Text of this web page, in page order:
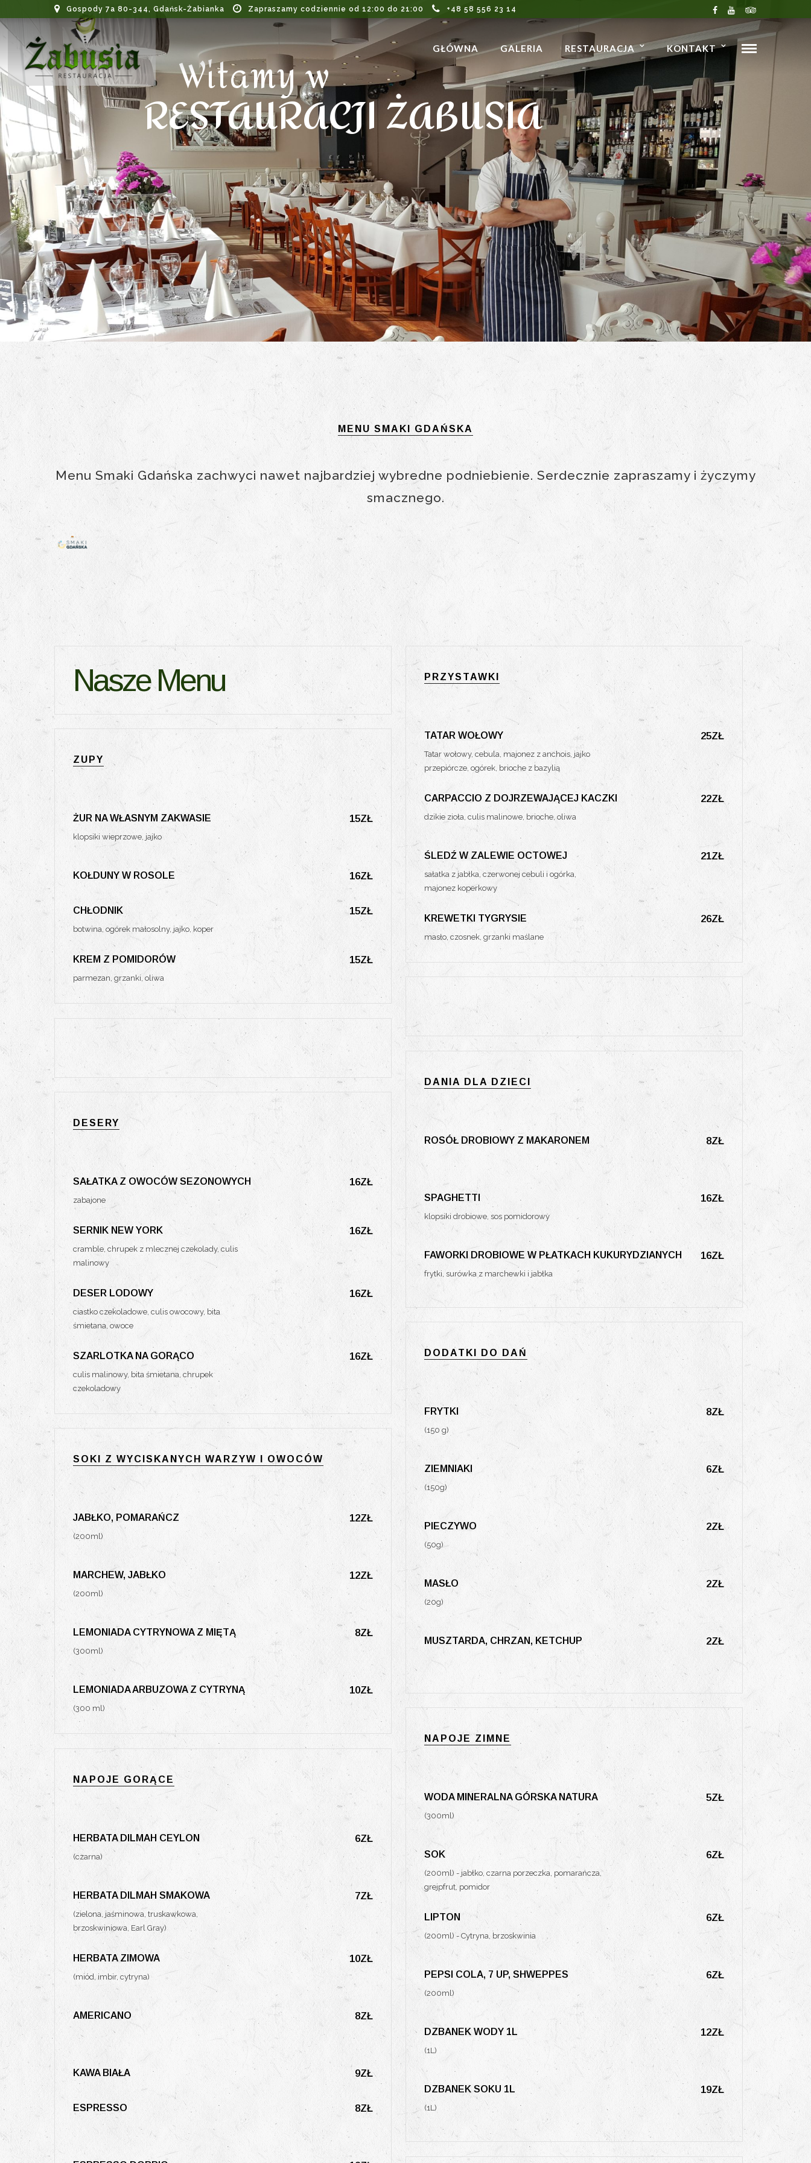
Gospody 7a 80-344, Gdańsk-Żabianka Zapraszamy codziennie od 12:00 do 21:00 +48 58 556 23 14
GŁÓWNA GALERIA RESTAURACJA KONTAKT
Witamy w
RESTAURACJI ŻABUSIA
MENU SMAKI GDAŃSKA
Menu Smaki Gdańska zachwyci nawet najbardziej wybredne podniebienie. Serdecznie zapraszamy i życzymy
smacznego.
Nasze Menu PRZYSTAWKI
TATAR WOŁOWY 25ZŁ
Tatar wołowy, cebula, majonez z anchois, jajko
przepiórcze, ogórek, brioche z bazylią
CARPACCIO Z DOJRZEWAJĄCEJ KACZKI 22ZŁ
dzikie zioła, culis malinowe, brioche, oliwa
ŚLEDŹ W ZALEWIE OCTOWEJ 21ZŁ
sałatka z jabłka, czerwonej cebuli i ogórka,
majonez koperkowy
KREWETKI TYGRYSIE 26ZŁ
masło, czosnek, grzanki maślane
ZUPY
ŻUR NA WŁASNYM ZAKWASIE 15ZŁ
klopsiki wieprzowe, jajko
KOŁDUNY W ROSOLE 16ZŁ
CHŁODNIK 15ZŁ
botwina, ogórek małosolny, jajko, koper
KREM Z POMIDORÓW 15ZŁ
parmezan, grzanki, oliwa
DANIA DLA DZIECI
ROSÓŁ DROBIOWY Z MAKARONEM 8ZŁ
SPAGHETTI 16ZŁ
klopsiki drobiowe, sos pomidorowy
FAWORKI DROBIOWE W PŁATKACH KUKURYDZIANYCH 16ZŁ
frytki, surówka z marchewki i jabłka
DESERY
SAŁATKA Z OWOCÓW SEZONOWYCH 16ZŁ
zabajone
SERNIK NEW YORK 16ZŁ
cramble, chrupek z mlecznej czekolady, culis
malinowy
DESER LODOWY 16ZŁ
ciastko czekoladowe, culis owocowy, bita
śmietana, owoce
SZARLOTKA NA GORĄCO 16ZŁ
culis malinowy, bita śmietana, chrupek
czekoladowy
DODATKI DO DAŃ
FRYTKI 8ZŁ
(150 g)
ZIEMNIAKI 6ZŁ
(150g)
PIECZYWO 2ZŁ
(50g)
MASŁO 2ZŁ
(20g)
MUSZTARDA, CHRZAN, KETCHUP 2ZŁ
SOKI Z WYCISKANYCH WARZYW I OWOCÓW
JABŁKO, POMARAŃCZ 12ZŁ
(200ml)
MARCHEW, JABŁKO 12ZŁ
(200ml)
LEMONIADA CYTRYNOWA Z MIĘTĄ 8ZŁ
(300ml)
LEMONIADA ARBUZOWA Z CYTRYNĄ 10ZŁ
(300 ml)
NAPOJE ZIMNE
WODA MINERALNA GÓRSKA NATURA 5ZŁ
(300ml)
SOK 6ZŁ
(200ml) - jabłko, czarna porzeczka, pomarańcza,
grejpfrut, pomidor
LIPTON 6ZŁ
(200ml) - Cytryna, brzoskwinia
PEPSI COLA, 7 UP, SHWEPPES 6ZŁ
(200ml)
DZBANEK WODY 1L 12ZŁ
(1L)
DZBANEK SOKU 1L 19ZŁ
(1L)
NAPOJE GORĄCE
HERBATA DILMAH CEYLON 6ZŁ
(czarna)
HERBATA DILMAH SMAKOWA 7ZŁ
(zielona, jaśminowa, truskawkowa,
brzoskwiniowa, Earl Gray)
HERBATA ZIMOWA 10ZŁ
(miód, imbir, cytryna)
AMERICANO 8ZŁ
KAWA BIAŁA 9ZŁ
ESPRESSO 8ZŁ